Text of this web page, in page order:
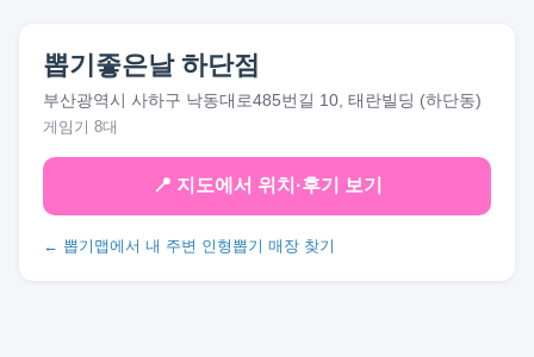
뽑기좋은날 하단점
부산광역시 사하구 낙동대로485번길 10, 태란빌딩 (하단동)
게임기 8대
📍 지도에서 위치·후기 보기
← 뽑기맵에서 내 주변 인형뽑기 매장 찾기